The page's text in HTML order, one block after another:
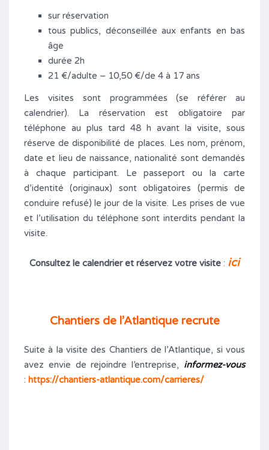
sur réservation
tous publics, déconseillée aux enfants en bas
âge
durée 2h
21 €/adulte – 10,50 €/de 4 à 17 ans
Les visites sont programmées (se référer au
calendrier). La réservation est obligatoire par
téléphone au plus tard 48 h avant la visite, sous
réserve de disponibilité de places. Les nom, prénom,
date et lieu de naissance, nationalité sont demandés
à chaque participant. Le passeport ou la carte
d’identité (originaux) sont obligatoires (permis de
conduire refusé) le jour de la visite. Les prises de vue
et l’utilisation du téléphone sont interdits pendant la
visite.
Consultez le calendrier et réservez votre visite : ici
Chantiers de l’Atlantique recrute
Suite à la visite des Chantiers de l’Atlantique, si vous
avez envie de rejoindre l’entreprise, informez-vous
: https://chantiers-atlantique.com/carrieres/